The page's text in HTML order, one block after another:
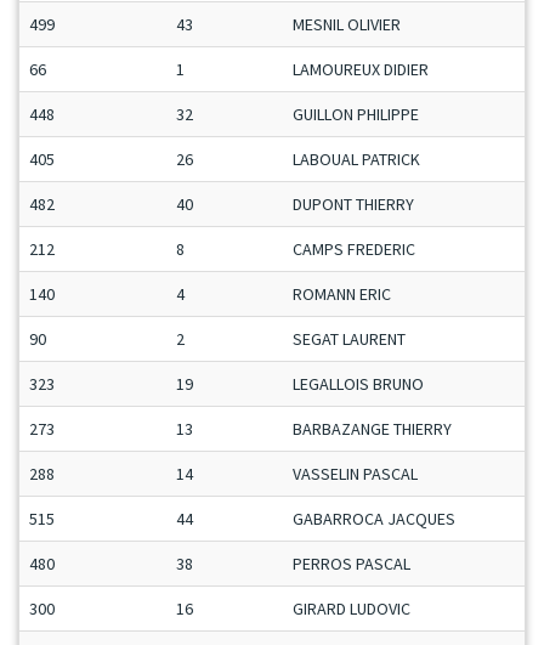
499 43 MESNIL OLIVIER
66 1 LAMOUREUX DIDIER
448 32 GUILLON PHILIPPE
405 26 LABOUAL PATRICK
482 40 DUPONT THIERRY
212 8 CAMPS FREDERIC
140 4 ROMANN ERIC
90 2 SEGAT LAURENT
323 19 LEGALLOIS BRUNO
273 13 BARBAZANGE THIERRY
288 14 VASSELIN PASCAL
515 44 GABARROCA JACQUES
480 38 PERROS PASCAL
300 16 GIRARD LUDOVIC